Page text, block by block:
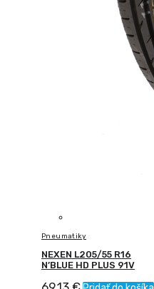
Pneumatiky
NEXEN L205/55 R16
N’BLUE HD PLUS 91V